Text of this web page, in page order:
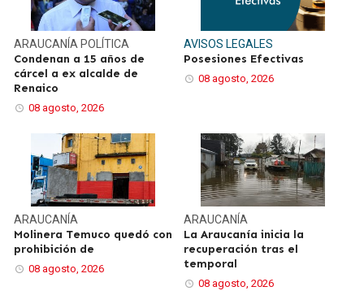
ARAUCANÍA POLÍTICA
Condenan a 15 años de
cárcel a ex alcalde de
Renaico
08 agosto, 2026
AVISOS LEGALES
Posesiones Efectivas
08 agosto, 2026
ARAUCANÍA
Molinera Temuco quedó con
prohibición de
08 agosto, 2026
ARAUCANÍA
La Araucanía inicia la
recuperación tras el
temporal
08 agosto, 2026